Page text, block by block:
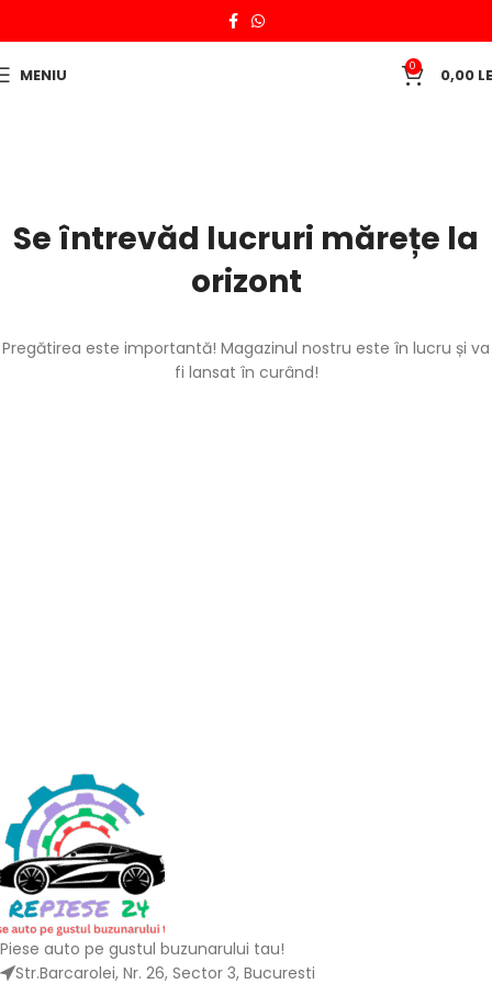
MENIU 0 0,00
Se întrevăd lucruri mărețe la
orizont
Pregătirea este importantă! Magazinul nostru este în lucru și va
fi lansat în curând!
Piese auto pe gustul buzunarului tau!
Str.Barcarolei, Nr. 26, Sector 3, Bucuresti